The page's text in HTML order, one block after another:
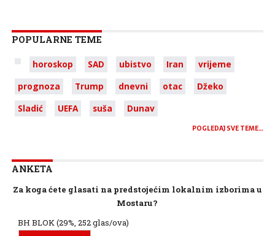
POPULARNE TEME
horoskop SAD ubistvo Iran
vrijeme
prognoza
Trump dnevni otac
Džeko
Sladić
UEFA suša Dunav
POGLEDAJ SVE TEME…
ANKETA
Za koga ćete glasati na predstojećim lokalnim izborima u
Mostaru?
BH BLOK(29%, 252 glas/ova)